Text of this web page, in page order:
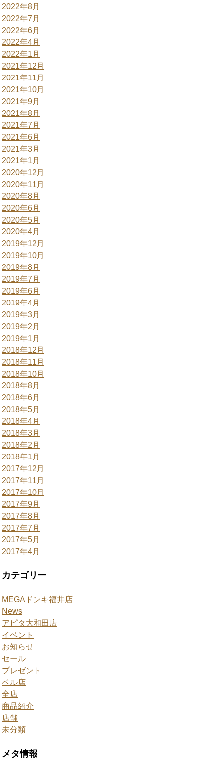
2022年8月
2022年7月
2022年6月
2022年4月
2022年1月
2021年12月
2021年11月
2021年10月
2021年9月
2021年8月
2021年7月
2021年6月
2021年3月
2021年1月
2020年12月
2020年11月
2020年8月
2020年6月
2020年5月
2020年4月
2019年12月
2019年10月
2019年8月
2019年7月
2019年6月
2019年4月
2019年3月
2019年2月
2019年1月
2018年12月
2018年11月
2018年10月
2018年8月
2018年6月
2018年5月
2018年4月
2018年3月
2018年2月
2018年1月
2017年12月
2017年11月
2017年10月
2017年9月
2017年8月
2017年7月
2017年5月
2017年4月
カテゴリー
MEGAドンキ福井店
News
アピタ大和田店
イベント
お知らせ
セール
プレゼント
ベル店
全店
商品紹介
店舗
未分類
メタ情報